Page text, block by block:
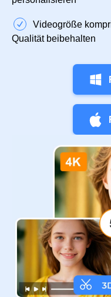
Videogröße
Qualität beibehalten